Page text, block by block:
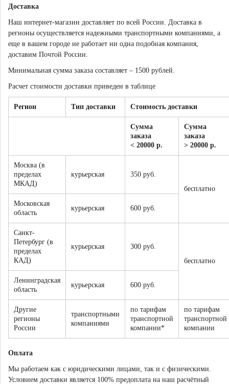
Доставка
Наш интернет-магазин доставляет по всей России. Доставка в
регионы осуществляется надежными транспортными компаниями, а
еще в вашем городе не работает ни одна подобная компания,
доставим Почтой России.
Минимальная сумма заказа составляет – 1500 рублей.
Расчет стоимости доставки приведен в таблице
Регион Тип доставки Стоимость доставки
Сумма
заказа
< 20000 р.
Сумма
заказа
> 20000 р.
Москва (в
пределах
МКАД)
курьерская
350 руб.
бесплатно
Московская
область
курьерская 600 руб.
Санкт-
Петербург (в
пределах
КАД)
курьерская
300 руб.
бесплатно
Ленинградская
область
курьерская 600 руб.
Другие
регионы
России
транспортными
компаниями
по тарифам
транспортной
компании*
по тарифам
транспортной
компании
Оплата
Мы работаем как с юридическими лицами, так и с физическими.
Условием доставки является 100% предоплата на наш расчётный